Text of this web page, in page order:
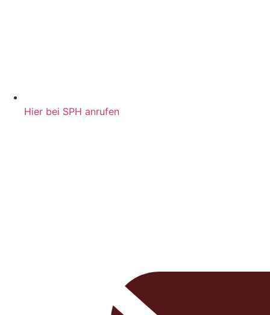
Hier bei SPH anrufen